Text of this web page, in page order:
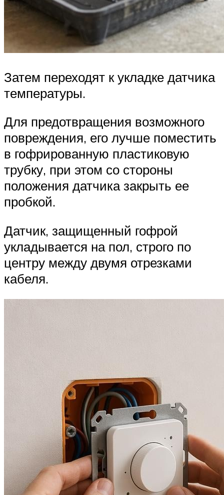
Затем переходят к укладке датчика
температуры.
Для предотвращения возможного
повреждения, его лучше поместить
в гофрированную пластиковую
трубку, при этом со стороны
положения датчика закрыть ее
пробкой.
Датчик, защищенный гофрой
укладывается на пол, строго по
центру между двумя отрезками
кабеля.